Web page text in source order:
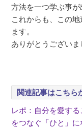
方法を一つ学ぶ事が
これからも、この
ます。
ありがとうございま
関連記事はこちら
レポ：自分を愛す
をつなぐ「ひと」